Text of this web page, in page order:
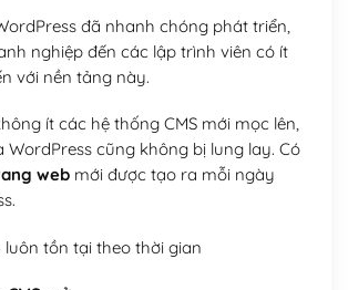
đã nhanh chóng phát triển,
nghiệp đến các lập trình viên có ít
với nền tảng này.
ít các hệ thống CMS mới mọc lên,
WordPress cũng không bị lung lay. Có
webmới được tạo ra mỗi ngày
luôn tồn tại theo thời gian